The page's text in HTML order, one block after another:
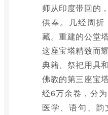
师从印度带回的
供奉。几经周折
藏。重建的公堂
这座宝塔精致而
典籍、祭祀用具
佛教的第三座宝
经6万余卷，分
医学、语句、